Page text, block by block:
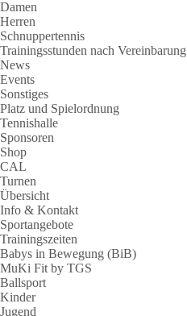
Damen
Herren
Schnuppertennis
Trainingsstunden nach Vereinbarung
News
Events
Sonstiges
Platz und Spielordnung
Tennishalle
Sponsoren
Shop
CAL
Turnen
Übersicht
Info & Kontakt
Sportangebote
Trainingszeiten
Babys in Bewegung (BiB)
MuKi Fit by TGS
Ballsport
Kinder
Jugend